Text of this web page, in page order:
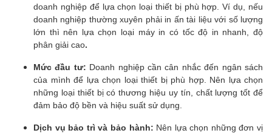
doanh nghiệp để lựa chọn loại thiết bị phù hợp. Ví dụ, nếu
doanh nghiệp thường xuyên phải in ấn tài liệu với số lượng
lớn thì nên lựa chọn loại máy in có tốc độ in nhanh, độ
phân giải cao.
Mức đầu tư: Doanh nghiệp cần cân nhắc đến ngân sách
của mình để lựa chọn loại thiết bị phù hợp. Nên lựa chọn
những loại thiết bị có thương hiệu uy tín, chất lượng tốt để
đảm bảo độ bền và hiệu suất sử dụng.
Dịch vụ bảo trì và bảo hành: Nên lựa chọn những đơn vị